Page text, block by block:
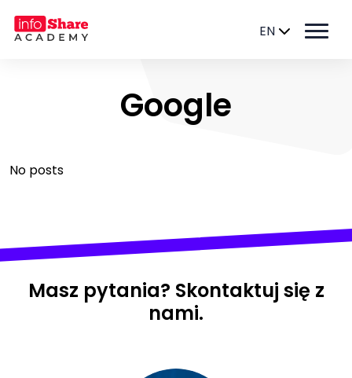
EN
Google
No posts
Masz pytania? Skontaktuj się z
nami.